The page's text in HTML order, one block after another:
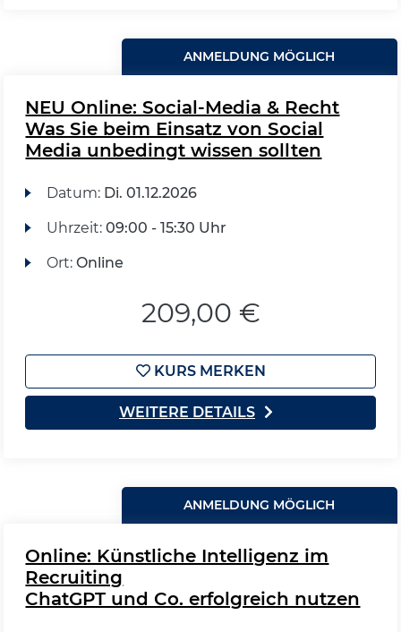
ANMELDUNG MÖGLICH
NEU Online: Social-Media & Recht
Was Sie beim Einsatz von Social
Media unbedingt wissen sollten
Datum: Di. 01.12.2026
Uhrzeit: 09:00 - 15:30 Uhr
Ort: Online
209,00 €
KURS MERKEN
WEITERE DETAILS
ANMELDUNG MÖGLICH
Online: Künstliche Intelligenz im
Recruiting
ChatGPT und Co. erfolgreich nutzen